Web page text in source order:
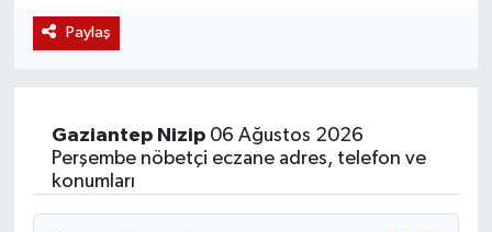
Paylaş
Gaziantep Nizip06 Ağustos 2026
Perşembe nöbetçi eczane adres, telefon ve
konumları